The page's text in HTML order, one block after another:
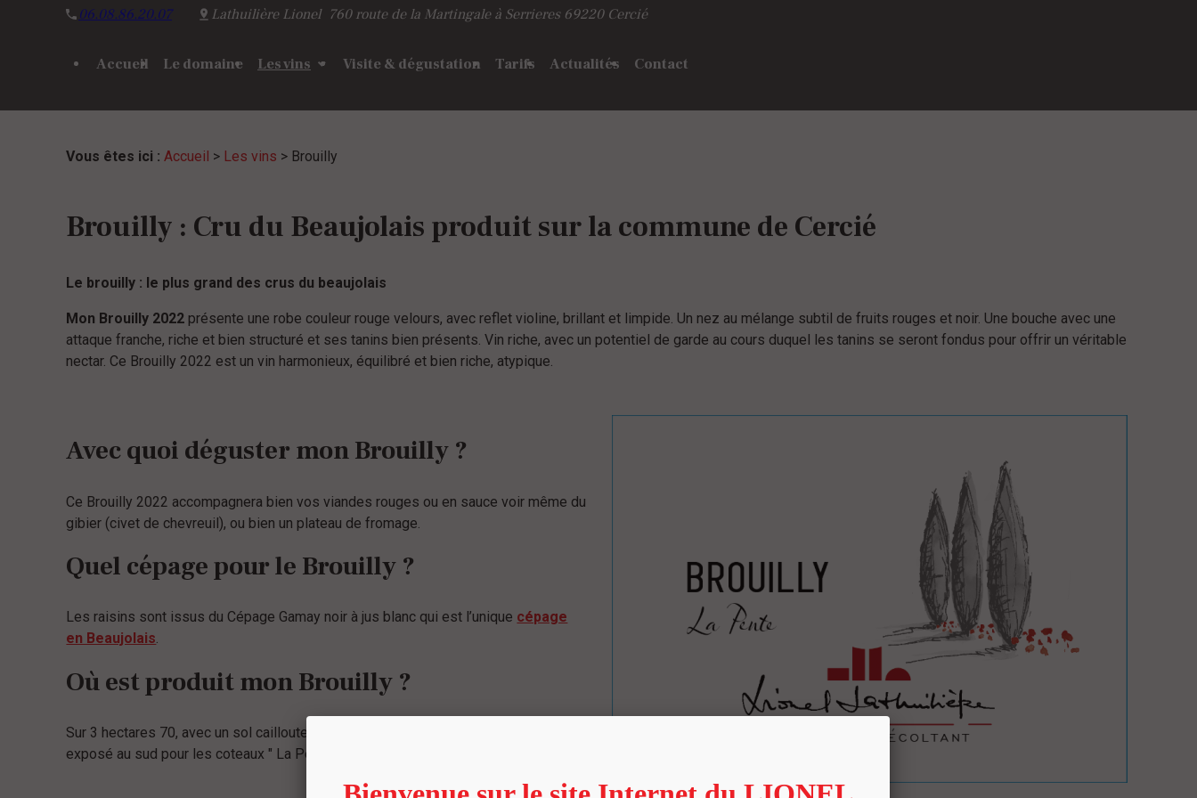
06.08.86.20.07 Lathuilière Lionel 760 route de la Martingale à Serrieres 69220 Cercié
Accueil Le domaine Les vins Visite & dégustation Tarifs Actualités Contact
Vous êtes ici : Accueil > Les vins > Brouilly
Brouilly : Cru du Beaujolais produit sur la commune de Cercié
Le brouilly : le plus grand des crus du beaujolais
Mon Brouilly 2022 présente une robe couleur rouge velours, avec reflet violine, brillant et limpide. Un nez au mélange subtil de fruits rouges et noir. Une bouche avec une
attaque franche, riche et bien structuré et ses tanins bien présents. Vin riche, avec un potentiel de garde au cours duquel les tanins se seront fondus pour offrir un véritable
nectar. Ce Brouilly 2022 est un vin harmonieux, équilibré et bien riche, atypique.
Avec quoi déguster mon Brouilly ?
Ce Brouilly 2022 accompagnera bien vos viandes rouges ou en sauce voir même du
gibier (civet de chevreuil), ou bien un plateau de fromage.
Quel cépage pour le Brouilly ?
Les raisins sont issus du Cépage Gamay noir à jus blanc qui est l’unique cépage
en Beaujolais.
Où est produit mon Brouilly ?
Sur 3 hectares 70, avec un sol caillouteux d’alluvions anciennes et des vignes
exposé au sud pour les coteaux " La Pente ". Principalement en vieilles vignes.
Panneau de gestion des cookies